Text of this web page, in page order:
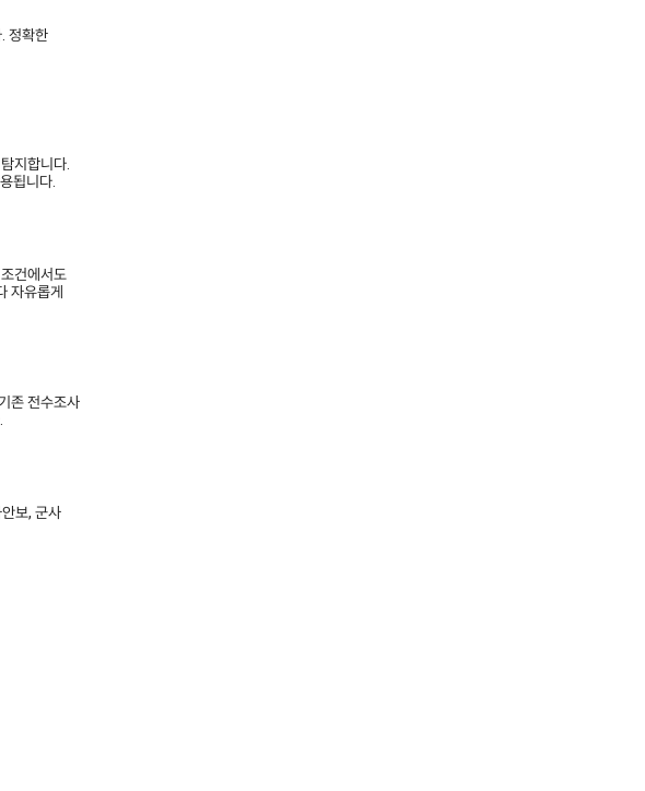
정확한
지합니다.
됩니다.
건에서도
자유롭게
존 전수조사
보, 군사